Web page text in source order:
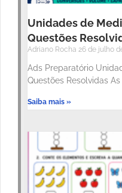
Unidades de
Questões
Adriano Rocha 26 de julho
Ads Preparatório
Questões Resolvidas
Saiba mais »